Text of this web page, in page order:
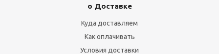
о Доставке
Куда доставляем
Как оплачивать
Условия доставки